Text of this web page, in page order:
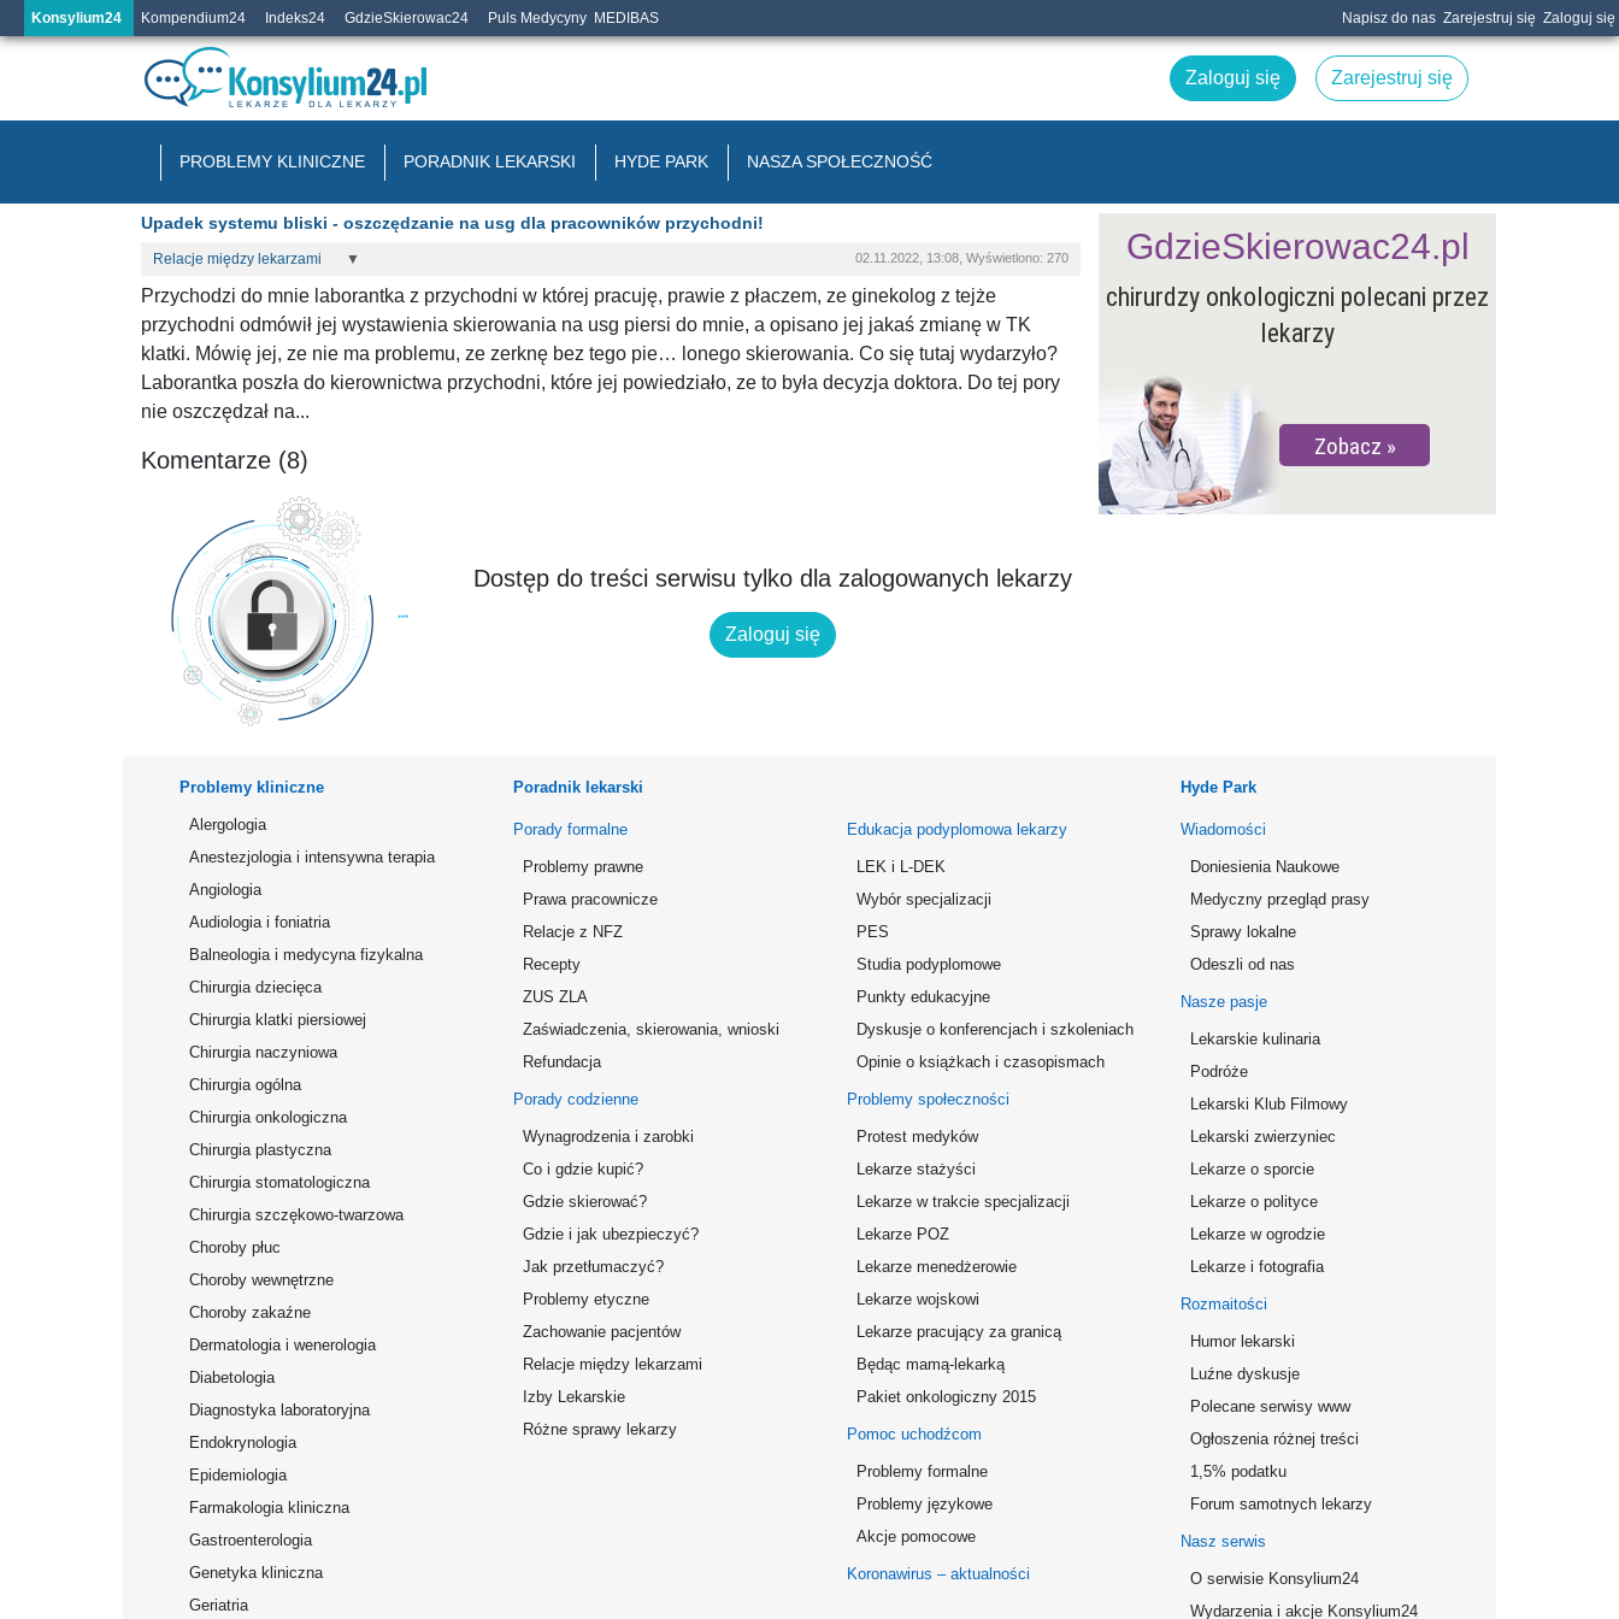
Konsylium24 Kompendium24 Indeks24 GdzieSkierowac24 Puls Medycyny MEDIBAS Napisz do nas Zarejestruj się Zaloguj się
Zaloguj się Zarejestruj się
PROBLEMY KLINICZNE PORADNIK LEKARSKI HYDE PARK NASZA SPOŁECZNOŚĆ
Upadek systemu bliski - oszczędzanie na usg dla pracowników przychodni!
Relacje między lekarzami ▼ 02.11.2022, 13:08, Wyświetlono: 270
Przychodzi do mnie laborantka z przychodni w której pracuję, prawie z płaczem, ze ginekolog z tejże
przychodni odmówił jej wystawienia skierowania na usg piersi do mnie, a opisano jej jakaś zmianę w TK
klatki. Mówię jej, ze nie ma problemu, ze zerknę bez tego pie… lonego skierowania. Co się tutaj wydarzyło?
Laborantka poszła do kierownictwa przychodni, które jej powiedziało, ze to była decyzja doktora. Do tej pory
nie oszczędzał na...
Komentarze (8)
Dostęp do treści serwisu tylko dla zalogowanych lekarzy
Zaloguj się
chirurdzy onkologiczni polecani przez
lekarzy
Zobacz
GdzieSkierowac24.pl
Problemy kliniczne
Alergologia
Anestezjologia i intensywna terapia
Angiologia
Audiologia i foniatria
Balneologia i medycyna fizykalna
Chirurgia dziecięca
Chirurgia klatki piersiowej
Chirurgia naczyniowa
Chirurgia ogólna
Chirurgia onkologiczna
Chirurgia plastyczna
Chirurgia stomatologiczna
Chirurgia szczękowo-twarzowa
Choroby płuc
Choroby wewnętrzne
Choroby zakaźne
Dermatologia i wenerologia
Diabetologia
Diagnostyka laboratoryjna
Endokrynologia
Epidemiologia
Farmakologia kliniczna
Gastroenterologia
Genetyka kliniczna
Geriatria
Poradnik lekarski
Porady formalne
Problemy prawne
Prawa pracownicze
Relacje z NFZ
Recepty
ZUS ZLA
Zaświadczenia, skierowania, wnioski
Refundacja
Porady codzienne
Wynagrodzenia i zarobki
Co i gdzie kupić?
Gdzie skierować?
Gdzie i jak ubezpieczyć?
Jak przetłumaczyć?
Problemy etyczne
Zachowanie pacjentów
Relacje między lekarzami
Izby Lekarskie
Różne sprawy lekarzy
Edukacja podyplomowa lekarzy
LEK i L-DEK
Wybór specjalizacji
PES
Studia podyplomowe
Punkty edukacyjne
Dyskusje o konferencjach i szkoleniach
Opinie o książkach i czasopismach
Problemy społeczności
Protest medyków
Lekarze stażyści
Lekarze w trakcie specjalizacji
Lekarze POZ
Lekarze menedżerowie
Lekarze wojskowi
Lekarze pracujący za granicą
Będąc mamą-lekarką
Pakiet onkologiczny 2015
Pomoc uchodźcom
Problemy formalne
Problemy językowe
Akcje pomocowe
Koronawirus – aktualności
Hyde Park
Wiadomości
Doniesienia Naukowe
Medyczny przegląd prasy
Sprawy lokalne
Odeszli od nas
Nasze pasje
Lekarskie kulinaria
Podróże
Lekarski Klub Filmowy
Lekarski zwierzyniec
Lekarze o sporcie
Lekarze o polityce
Lekarze w ogrodzie
Lekarze i fotografia
Rozmaitości
Humor lekarski
Luźne dyskusje
Polecane serwisy www
Ogłoszenia różnej treści
1,5% podatku
Forum samotnych lekarzy
Nasz serwis
O serwisie Konsylium24
Wydarzenia i akcje Konsylium24